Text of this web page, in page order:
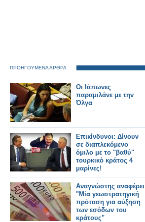
ΠΡΟΗΓΟΥΜΕΝΑ ΑΡΘΡΑ
Οι Ιάπωνες
παραμιλάνε με την
Όλγα
Επικίνδυνοι: Δίνουν
σε διαπλεκόμενο
όμιλο με το "βαθύ"
τουρκικό κράτος 4
μαρίνες!
Αναγνώστης αναφέρει
"Μία γεωστρατηγική
πρόταση για αύξηση
των εσόδων του
κράτους"